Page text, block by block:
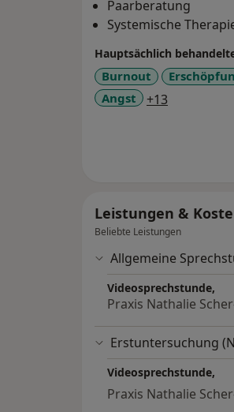
Paarberatung
Systemische
Hauptsächlich
Burnout
Angst
+13
Leistungen &
Beliebte Leistungen
Allgemeine
Videosprechstunde,
Praxis Nathalie
Erstuntersuchung
Videosprechstunde,
Praxis Nathalie